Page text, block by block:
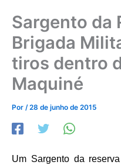
Sargento da
Brigada
tiros dentro
Maquiné
Por /28 de junho de 2015
Um Sargento da